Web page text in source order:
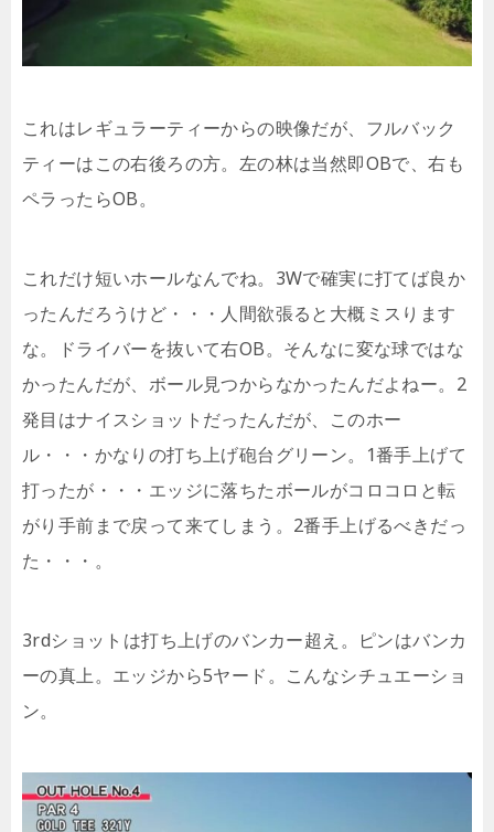
これはレギュラーティーからの映像だが、フルバック
ティーはこの右後ろの方。左の林は当然即OBで、右も
ペラったらOB。
これだけ短いホールなんでね。3Wで確実に打てば良か
ったんだろうけど・・・人間欲張ると大概ミスります
な。ドライバーを抜いて右OB。そんなに変な球ではな
かったんだが、ボール見つからなかったんだよねー。2
発目はナイスショットだったんだが、このホー
ル・・・かなりの打ち上げ砲台グリーン。1番手上げて
打ったが・・・エッジに落ちたボールがコロコロと転
がり手前まで戻って来てしまう。2番手上げるべきだっ
た・・・。
3rdショットは打ち上げのバンカー超え。ピンはバンカ
ーの真上。エッジから5ヤード。こんなシチュエーショ
ン。